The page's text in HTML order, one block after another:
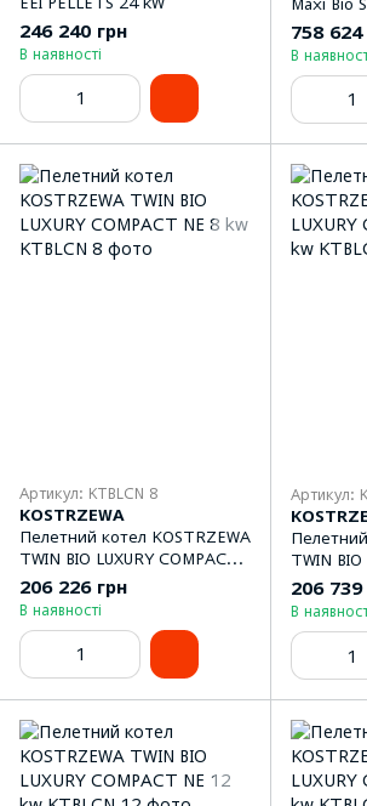
246 240 грн
В наявності
758 624
В
Артикул: KTBLCN 8
KOSTRZEWA
Пелетний котел KOSTRZEWA
TWIN BIO LUXURY COMPACT
NE 8 kw
206 226 грн
В наявності
Артикул:
TWIN BIO
NE 10 kw
206 739
В